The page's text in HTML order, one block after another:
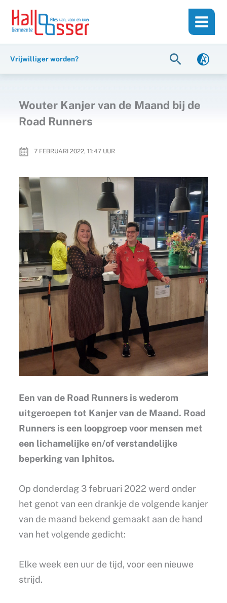
inhoud
naar
Vrijwilliger worden? Zoeken
Wouter Kanjer van de Maand bij de
Road Runners
7 FEBRUARI 2022, 11:47UUR
Een van de Road Runners is wederom
uitgeroepen tot Kanjer van de Maand. Road
Runners is een loopgroep voor mensen met
een lichamelijke en/of verstandelijke
beperking van Iphitos.
Op donderdag 3 februari 2022 werd onder
het genot van een drankje de volgende kanjer
van de maand bekend gemaakt aan de hand
van het volgende gedicht:
Elke week een uur de tijd, voor een nieuwe
strijd.